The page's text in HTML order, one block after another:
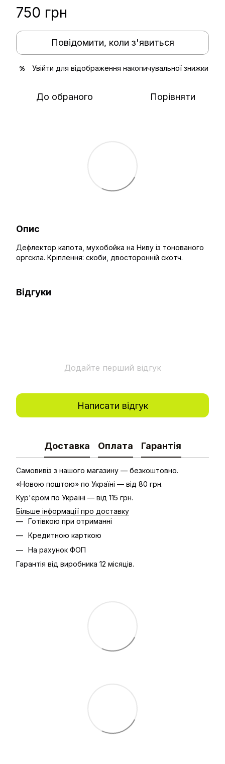
750 грн
Повідомити, коли з'явиться
% Увійти для відображення накопичувальної знижки
До обраного Порівняти
Опис
Дефлектор капота, мухобойка на Ниву із тонованого
оргскла. Кріплення: скоби, двосторонній скотч.
Відгуки
Додайте перший відгук
Написати відгук
Доставка Оплата Гарантія
Самовивіз з нашого магазину — безкоштовно.
«Новою поштою» по Україні — від 80 грн.
Кур'єром по Україні — від 115 грн.
Більше інформації про доставку
Готівкою при отриманні
Кредитною карткою
На рахунок ФОП
Гарантія від виробника 12 місяців.